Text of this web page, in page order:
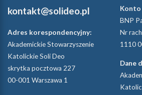
kontakt@solideo.pl
Adres korespondencyjny:
Akademickie Stowarzyszenie
Katolickie Soli Deo
skrytka pocztowa 227
00-001 Warszawa 1
Konto
BNP
Nr
1110
Dane